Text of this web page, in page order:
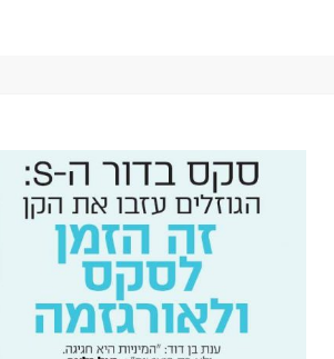
מאמרים